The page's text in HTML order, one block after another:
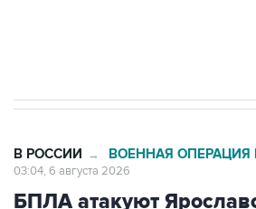
В РОССИИ → ВОЕННАЯ ОПЕРАЦИЯ
03:04, 6 августа 2026
БПЛА атакуют